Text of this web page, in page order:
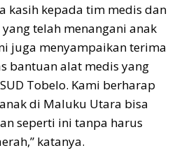
kasih kepada tim medis dan
telah menangani anak
juga menyampaikan terima
bantuan alat medis yang
Tobelo. Kami berharap
di Maluku Utara bisa
seperti ini tanpa harus
katanya.